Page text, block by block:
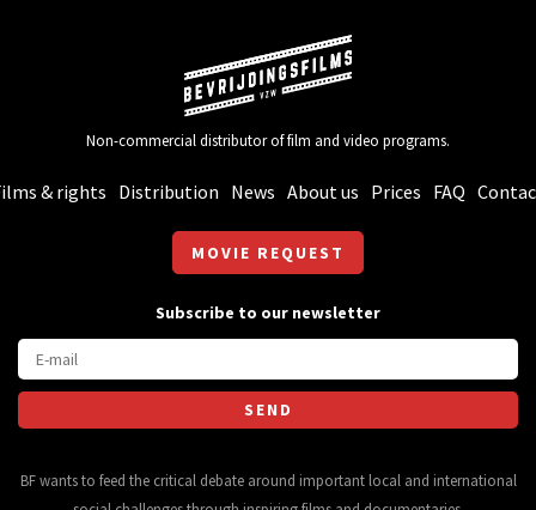
Non-commercial distributor of film and video programs.
& rights Distribution News About us Prices FAQ
MOVIE REQUEST
Subscribe to our newsletter
BF wants to feed the critical debate around important local and international